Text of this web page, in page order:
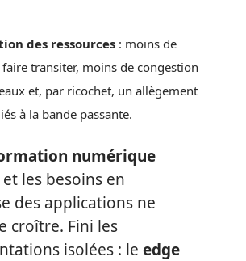
des ressources : moins de
transiter, moins de congestion
et, par ricochet, un allègement
à la bande passante.
numérique
et les besoins en
des applications ne
croître. Fini les
isolées : le edge